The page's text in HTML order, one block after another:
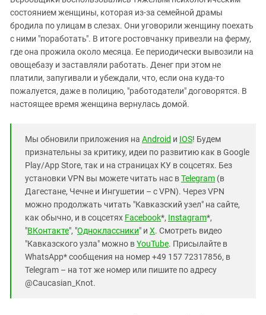
состоянием женщины, которая из-за семейной драмы
бродила по улицам в слезах. Они уговорили женщину поехать
с ними "поработать". В итоге ростовчанку привезли на ферму,
где она прожила около месяца. Ее периодически вывозили на
овощебазу и заставляли работать. Денег при этом не
платили, запугивали и убеждали, что, если она куда-то
пожалуется, даже в полицию, "работодатели" договорятся. В
настоящее время женщина вернулась домой.
Мы обновили приложения на Android и IOS! Будем
признательны за критику, идеи по развитию как в Google
Play/App Store, так и на страницах КУ в соцсетях. Без
установки VPN вы можете читать нас вTelegram (в
Дагестане, Чечне и Ингушетии – с VPN). Через VPN
можно продолжать читать "Кавказский узел" на сайте,
как обычно, и в соцсетях Facebook*, Instagram*,
"ВКонтакте", "Одноклассники" и X. Смотреть видео
"Кавказского узла" можно вYouTube. Присылайте в
WhatsApp* сообщения на номер +49 157 72317856, в
Telegram – на тот же номер или пишите по адресу
@Caucasian_Knot.